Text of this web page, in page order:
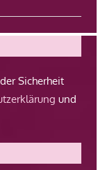
Sicherheit
und